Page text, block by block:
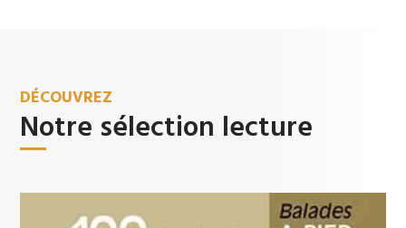
DÉCOUVREZ
Notre sélection lecture